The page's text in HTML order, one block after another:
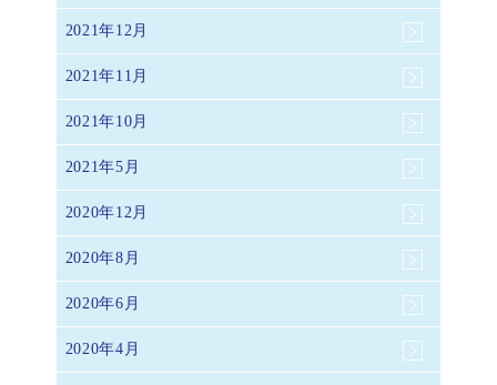
2021年12月
2021年11月
2021年10月
2021年5月
2020年12月
2020年8月
2020年6月
2020年4月